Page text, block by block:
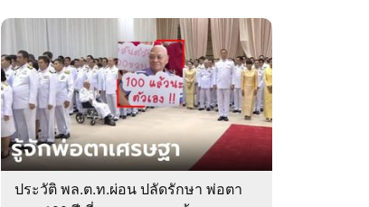
ใน
สัปดาห์
ของ
หมวด
การเมือง
ประวัติ พล.ต.ท.ผ่อน ปลัดรักษา พ่อตา